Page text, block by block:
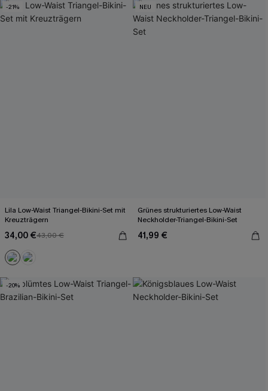
-21%
Lila Low-Waist Triangel-Bikini-Set mit
Kreuzträgern
34,00 €43,00 €
NEU
Grünes strukturiertes Low-Waist
Neckholder-Triangel-Bikini-Set
41,99 €
-20%